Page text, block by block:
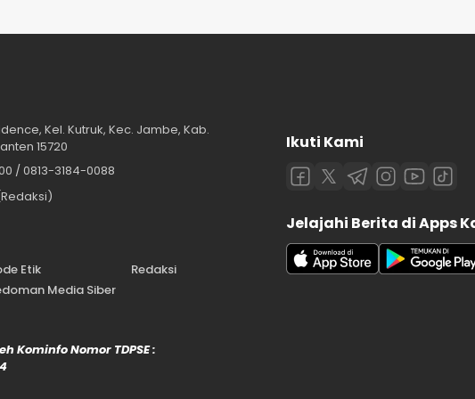
Kel. Kutruk, Kec. Jambe, Kab.
15720
/ 0813-3184-0088
Etik
Redaksi
Media Siber
Kominfo Nomor TDPSE :
Ikuti Kami
Jelajahi Berita di Apps